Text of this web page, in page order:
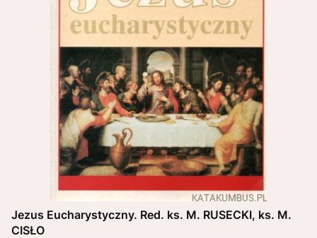
Jezus Eucharystyczny. Red. ks. M. RUSECKI, ks. M.
CISŁO